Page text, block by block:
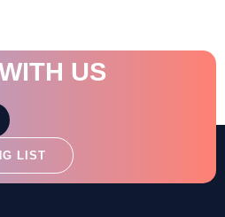
US
LIST